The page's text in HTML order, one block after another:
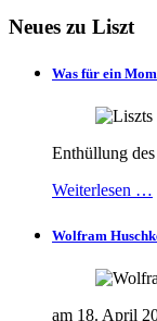
Neues zu Liszt
Was für ein
Enthüllung
Weiterlesen …
Wolfram
am 18. April